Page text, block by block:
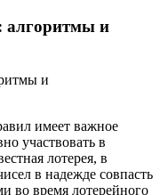
алгоритмы и
имеет важное
участвовать в
лотерея, в
в надежде совпасть
время лотерейного